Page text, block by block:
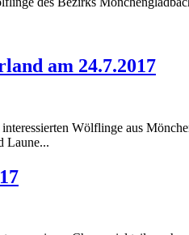
am 24.7.2017
Wölflinge aus
Laune...